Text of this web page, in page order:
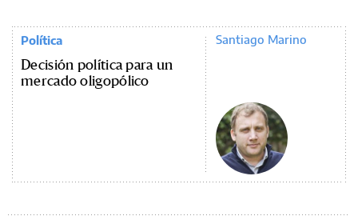
Política
Decisión política para un
mercado oligopólico
Santiago Marino